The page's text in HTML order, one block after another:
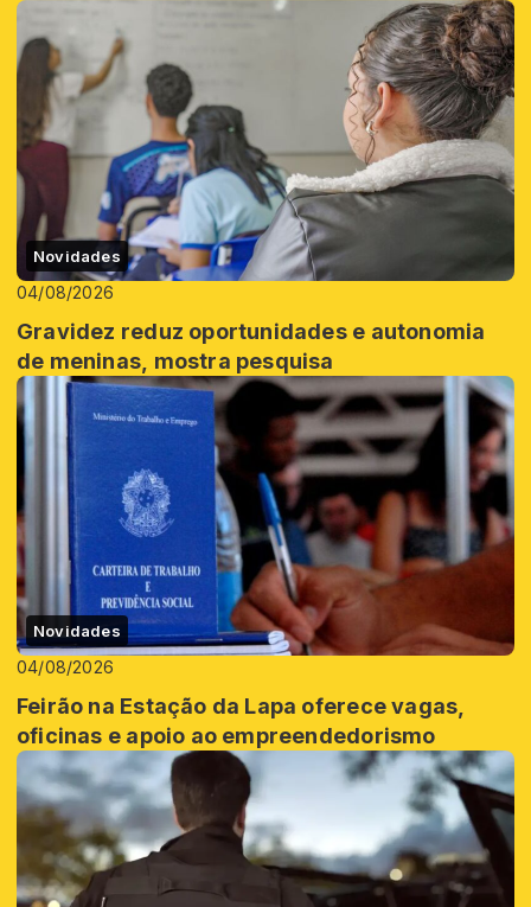
Novidades
04/08/2026
Gravidez reduz oportunidades e autonomia
de meninas, mostra pesquisa
Novidades
04/08/2026
Feirão na Estação da Lapa oferece vagas,
oficinas e apoio ao empreendedorismo